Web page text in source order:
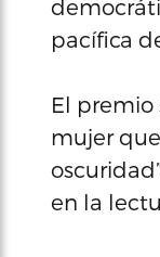
pacífica
El premio
mujer
en la